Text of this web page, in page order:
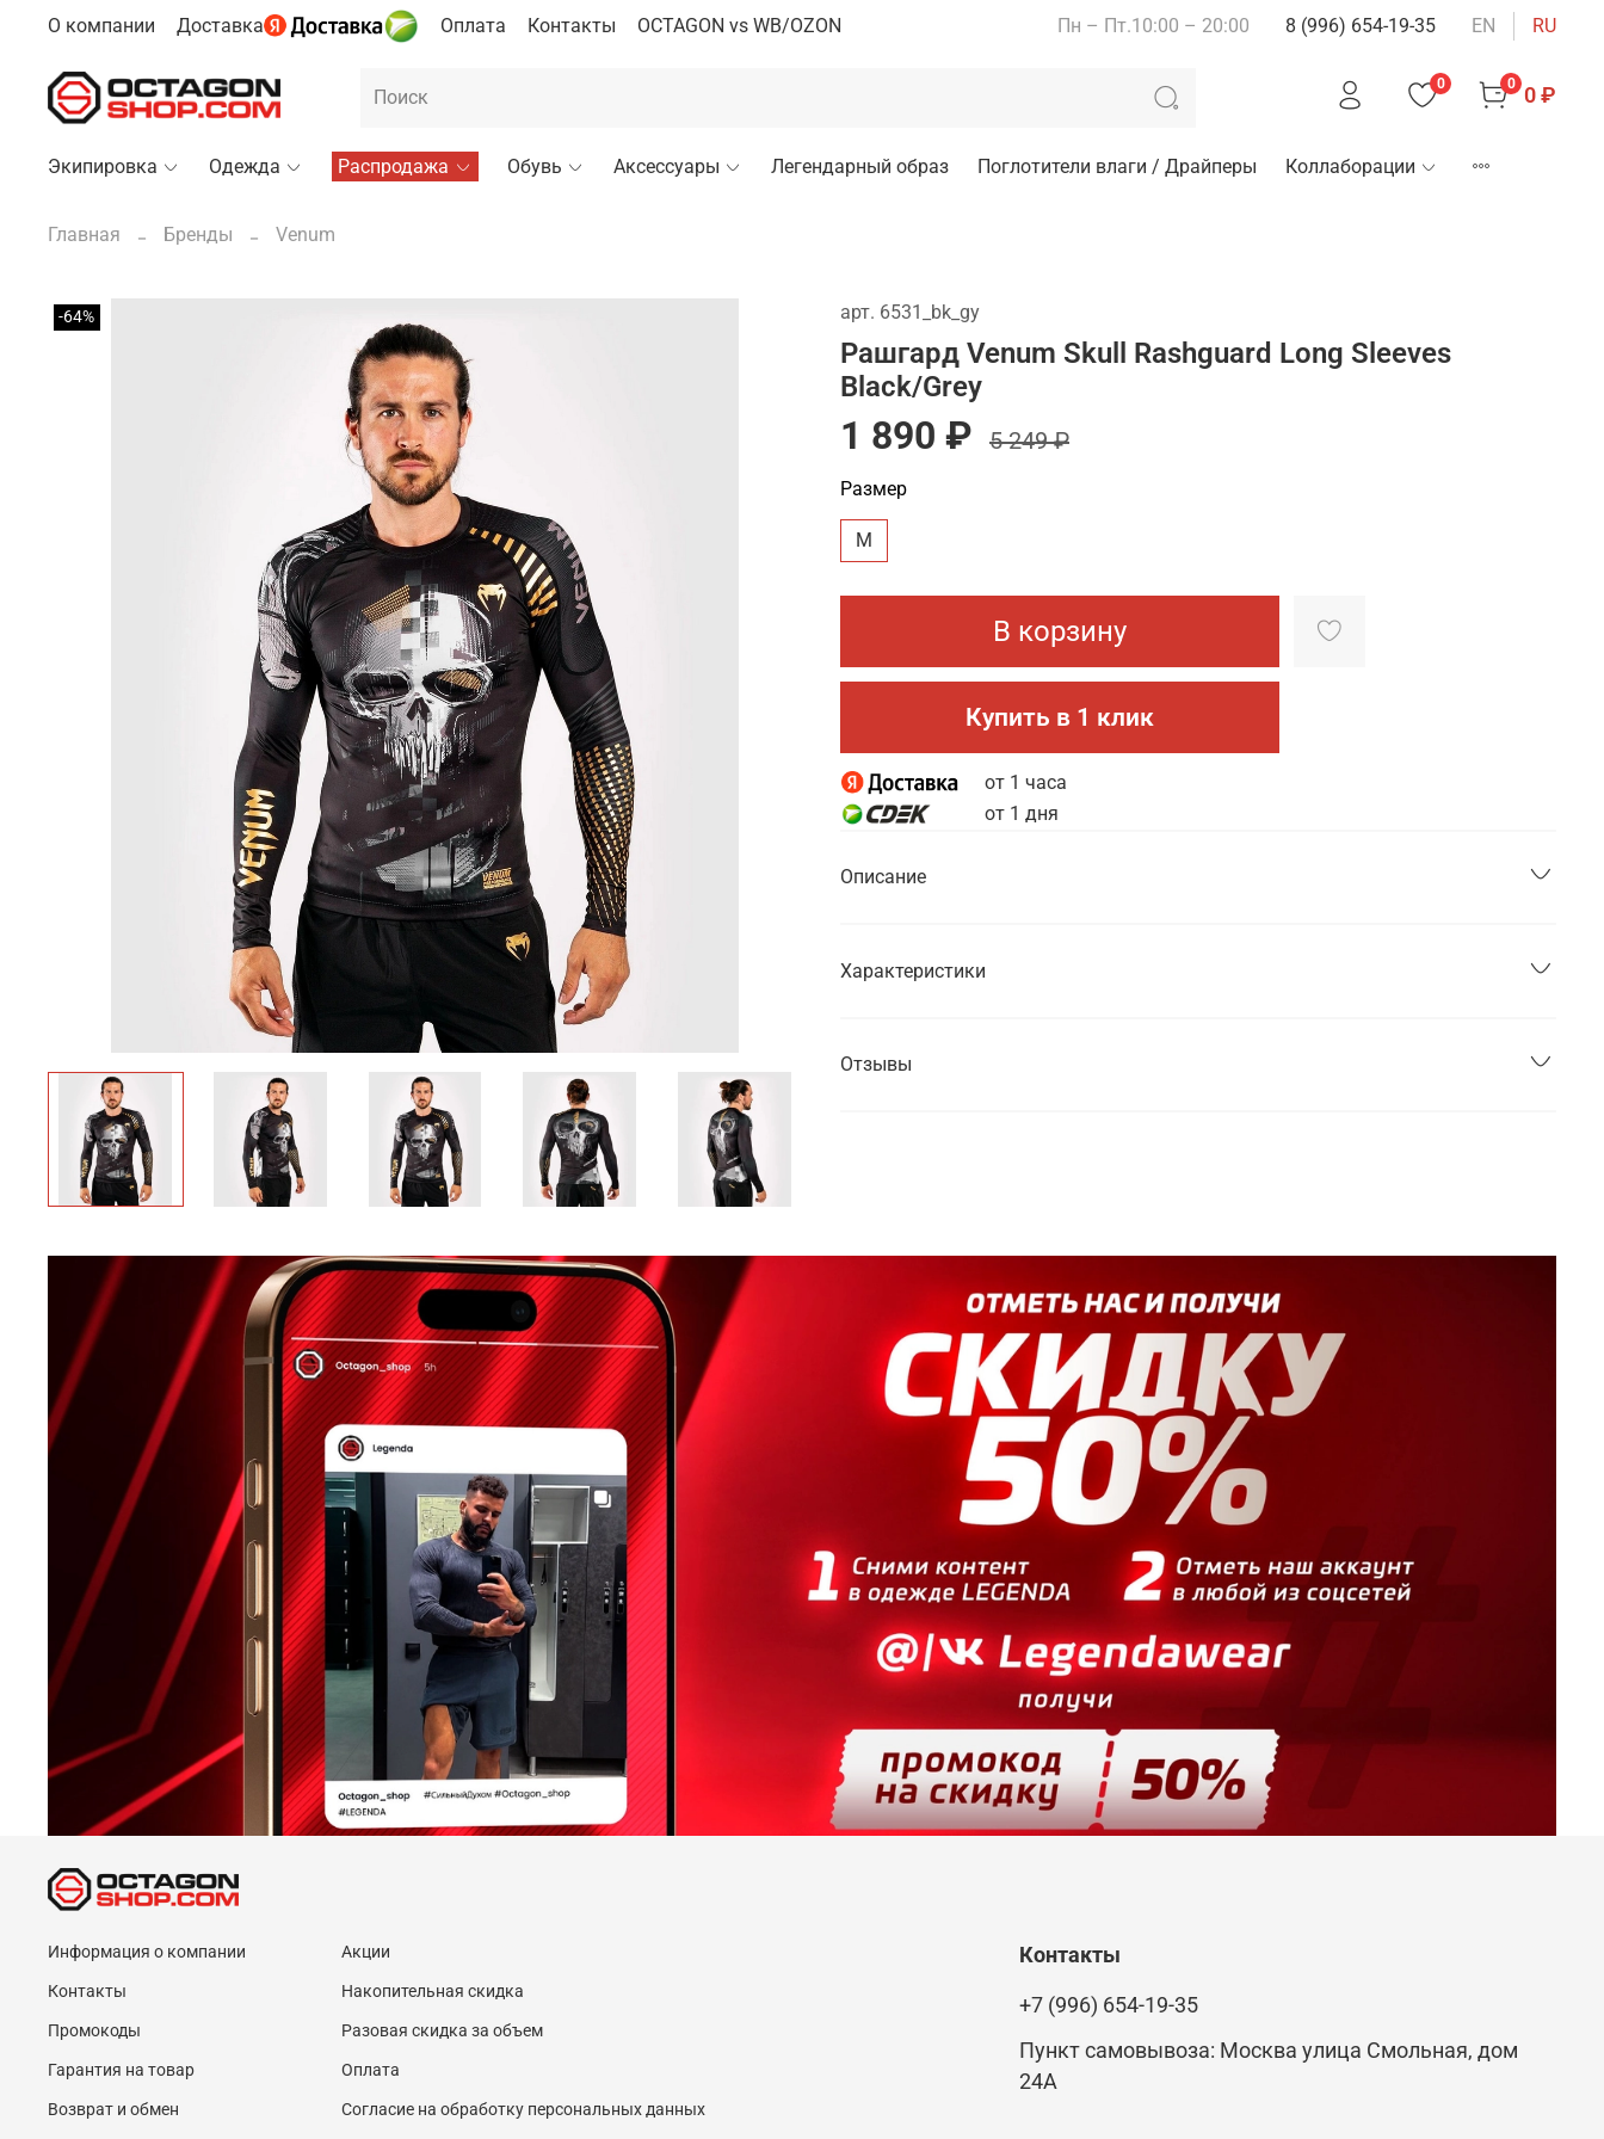
О компании Доставка Оплата Контакты OCTAGON vs WB/OZON Пн – Пт.10:00 – 20:00 8 (996) 654-19-35 EN RU
0 0 0 ₽
Экипировка Одежда Распродажа Обувь Аксессуары Легендарный образ Поглотители влаги / Драйперы Коллаборации
Главная Бренды Venum
-64% арт. 6531_bk_gy
Рашгард Venum Skull Rashguard Long Sleeves
Black/Grey
1 890 ₽ 5 249 ₽
В корзину
Купить в 1 клик
от 1 часа
от 1 дня
Размер
M
Описание
Характеристики
Отзывы
Информация о компании
Контакты
Промокоды
Гарантия на товар
Возврат и обмен
Акции
Накопительная скидка
Разовая скидка за объем
Оплата
Согласие на обработку персональных данных
Контакты
+7 (996) 654-19-35
Пункт самовывоза: Москва улица Смольная, дом
24А